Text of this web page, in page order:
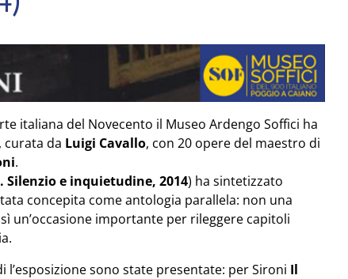
italiana del Novecento il Museo Ardengo Soffici ha
curata da Luigi Cavallo, con 20 opere del maestro di
.
Silenzio e inquietudine, 2014) ha sintetizzato
concepita come antologia parallela: non una
un’occasione importante per rileggere capitoli
sono state presentate: per Sironi Il